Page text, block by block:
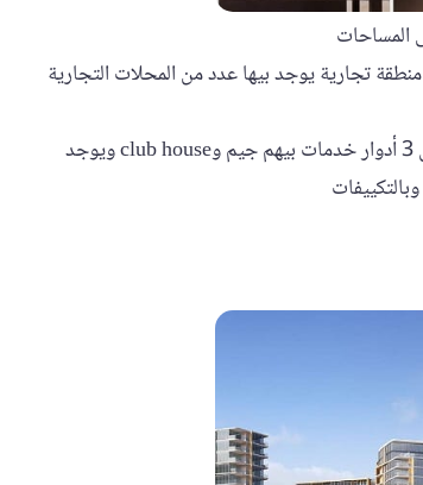
تجارية يوجد بيها عدد من المحلات التجارية
تقدم افضل الخدمات الفندقية والمشروع عبارة عن أبراج كل برج 20 دور اول 3 أدوار خدمات بيهم جيم وclub house ويوجد